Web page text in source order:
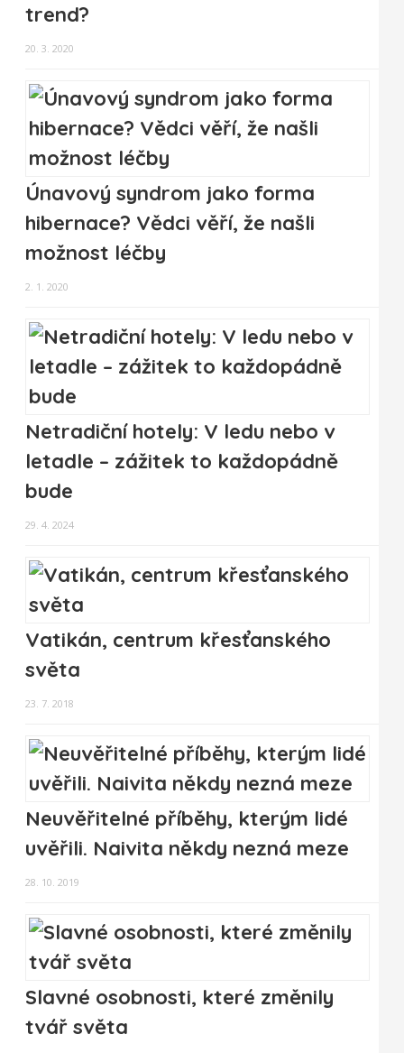
trend?
20. 3. 2020
Únavový syndrom jako forma
hibernace? Vědci věří, že našli
možnost léčby
2. 1. 2020
Netradiční hotely: V ledu nebo v
letadle – zážitek to každopádně
bude
29. 4. 2024
Vatikán, centrum křesťanského
světa
23. 7. 2018
Neuvěřitelné příběhy, kterým lidé
uvěřili. Naivita někdy nezná meze
28. 10. 2019
Slavné osobnosti, které změnily
tvář světa